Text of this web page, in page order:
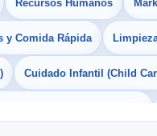
Recursos Humanos
y Comida Rápida
Cuidado Infantil (Child